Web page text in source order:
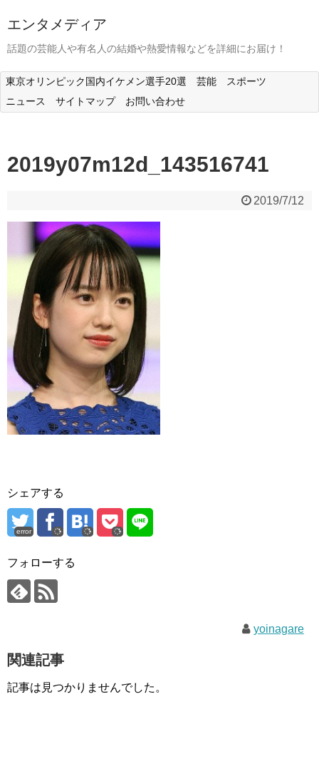
エンタメディア
話題の芸能人や有名人の結婚や熱愛情報などを詳細にお届け！
東京オリンピック国内イケメン選手20選 芸能
スポーツ
ニュース
サイトマップ お問い合わせ
2019y07m12d_143516741
2019/7/12
シェアする
error
フォローする
yoinagare
関連記事
記事は見つかりませんでした。